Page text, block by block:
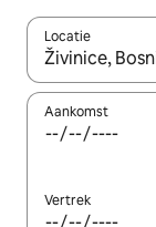
Locatie
Wanneer er
Aankomst
Vertrek